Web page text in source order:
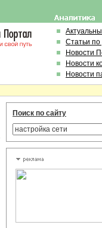
Статьи
Новости
Новости
Новости
Поиск по сайту